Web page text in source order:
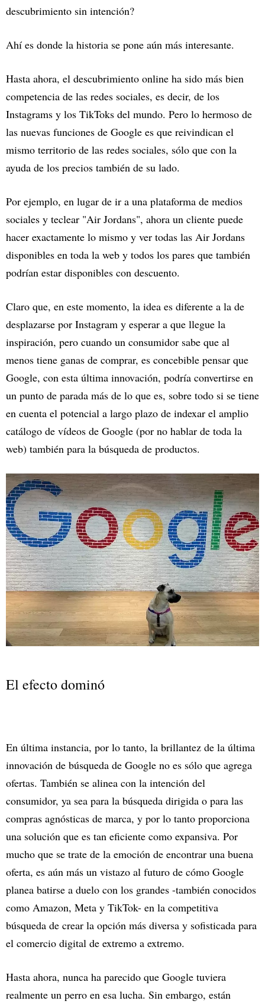
descubrimiento sin intención?
Ahí es donde la historia se pone aún más interesante.
Hasta ahora, el descubrimiento online ha sido más bien
competencia de las redes sociales, es decir, de los
Instagrams y los TikToks del mundo. Pero lo hermoso de
las nuevas funciones de Google es que reivindican el
mismo territorio de las redes sociales, sólo que con la
ayuda de los precios también de su lado.
Por ejemplo, en lugar de ir a una plataforma de medios
sociales y teclear "Air Jordans", ahora un cliente puede
hacer exactamente lo mismo y ver todas las Air Jordans
disponibles en toda la web y todos los pares que también
podrían estar disponibles con descuento.
Claro que, en este momento, la idea es diferente a la de
desplazarse por Instagram y esperar a que llegue la
inspiración, pero cuando un consumidor sabe que al
menos tiene ganas de comprar, es concebible pensar que
Google, con esta última innovación, podría convertirse en
un punto de parada más de lo que es, sobre todo si se tiene
en cuenta el potencial a largo plazo de indexar el amplio
catálogo de vídeos de Google (por no hablar de toda la
web) también para la búsqueda de productos.
El efecto dominó
En última instancia, por lo tanto, la brillantez de la última
innovación de búsqueda de Google no es sólo que agrega
ofertas. También se alinea con la intención del
consumidor, ya sea para la búsqueda dirigida o para las
compras agnósticas de marca, y por lo tanto proporciona
una solución que es tan eficiente como expansiva. Por
mucho que se trate de la emoción de encontrar una buena
oferta, es aún más un vistazo al futuro de cómo Google
planea batirse a duelo con los grandes -también conocidos
como Amazon, Meta y TikTok- en la competitiva
búsqueda de crear la opción más diversa y sofisticada para
el comercio digital de extremo a extremo.
Hasta ahora, nunca ha parecido que Google tuviera
realmente un perro en esa lucha. Sin embargo, están